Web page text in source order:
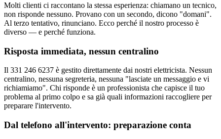
Molti clienti ci raccontano la stessa esperienza: chiamano un tecnico,
non risponde nessuno. Provano con un secondo, dicono "domani".
Al terzo tentativo, rinunciano. Ecco perché il nostro processo è
diverso — e perché funziona.
Risposta immediata, nessun centralino
Il 331 246 6237 è gestito direttamente dai nostri elettricista. Nessun
centralino, nessuna segreteria, nessuna "lasciate un messaggio e vi
richiamiamo". Chi risponde è un professionista che capisce il tuo
problema al primo colpo e sa già quali informazioni raccogliere per
preparare l'intervento.
Dal telefono all'intervento: preparazione conta